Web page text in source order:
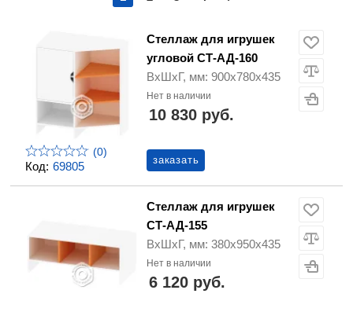
Код: 69805
(0)
Стеллаж для игрушек
угловой СТ-АД-160
ВхШхГ, мм: 900х780х435
Нет в наличии
10 830 руб.
заказать
Стеллаж для игрушек
СТ-АД-155
ВхШхГ, мм: 380х950х435
Нет в наличии
6 120 руб.